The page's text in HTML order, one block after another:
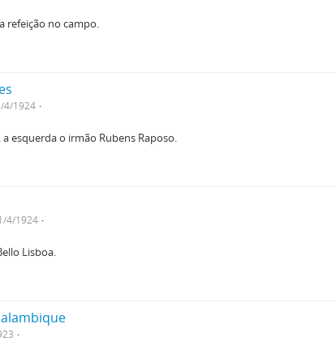
refeição no campo.
4/1924
esquerda o irmão Rubens Raposo.
4/1924
Lisboa.